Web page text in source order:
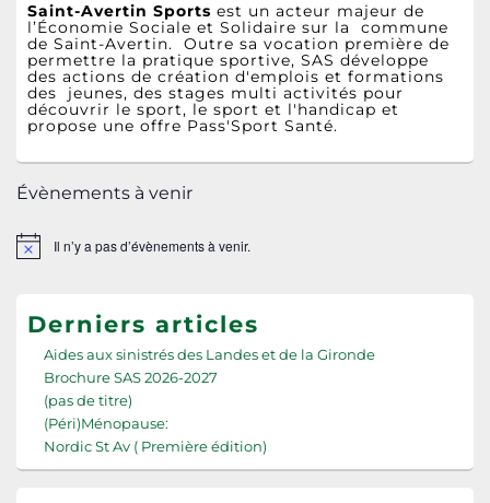
Saint-Avertin Sports est un acteur majeur de
l’Économie Sociale et Solidaire sur la commune
de Saint-Avertin. Outre sa vocation première de
permettre la pratique sportive, SAS développe
des actions de création d'emplois et formations
des jeunes, des stages multi activités pour
découvrir le sport, le sport et l'handicap et
propose une offre Pass'Sport Santé.
Évènements à venir
Notice Il n’y a pas d’évènements à venir.
Derniers articles
Aides aux sinistrés des Landes et de la Gironde
Brochure SAS 2026-2027
(pas de titre)
(Péri)Ménopause:
Nordic St Av ( Première édition)